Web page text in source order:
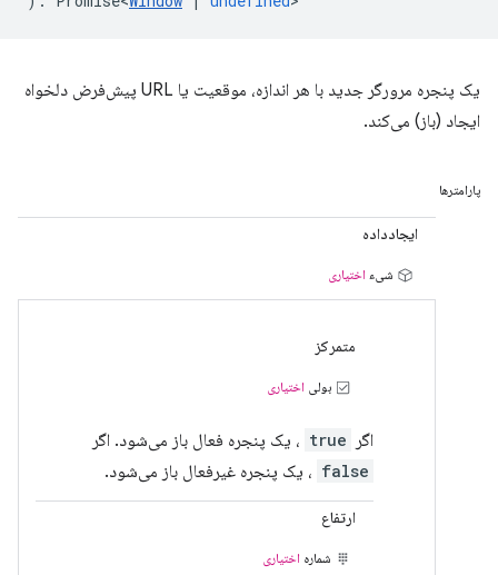
یک پنجره مرورگر جدید با هر اندازه، موقعیت یا URL پیش‌فرض دلخواه
ایجاد (باز) می‌کند.
پارامترها
ایجادداده
شیء اختیاری
متمرکز
بولی اختیاری
اگر true ، یک پنجره فعال باز می‌شود. اگر
false ، یک پنجره غیرفعال باز می‌شود.
ارتفاع
شماره اختیاری